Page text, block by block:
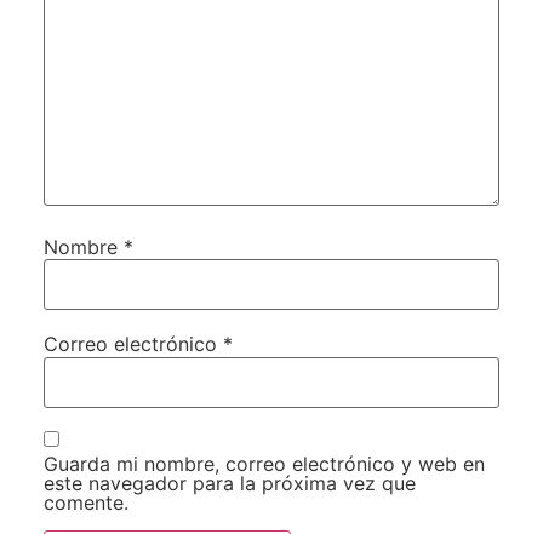
Nombre *
Correo electrónico *
Guarda mi nombre, correo electrónico y web en
este navegador para la próxima vez que
comente.